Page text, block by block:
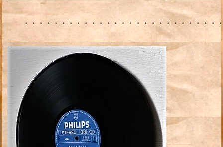
・・・・・・・・・・・・・・・・・・・・・・・・・・・